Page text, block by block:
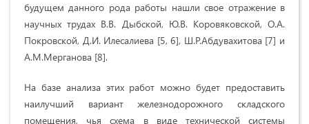
будущем данного рода работы нашли свое отражение в
научных трудах В.В. Дыбской, Ю.В. Коровяковской, О.А.
Покровской, Д.И. Илесалиева [5, 6], Ш.Р.Абдувахитова [7] и
А.М.Мерганова [8].
На базе анализа этих работ можно будет предоставить
наилучший вариант железнодорожного складского
помещения, чья схема в виде технической системы